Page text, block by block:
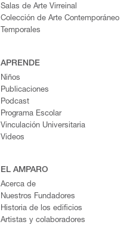
Salas de Arte Virreinal
Colección de Arte Contemporáneo
Temporales
APRENDE
Niños
Publicaciones
Podcast
Programa Escolar
Vinculación Universitaria
Videos
EL AMPARO
Acerca de
Nuestros Fundadores
Historia de los edificios
Artistas y colaboradores